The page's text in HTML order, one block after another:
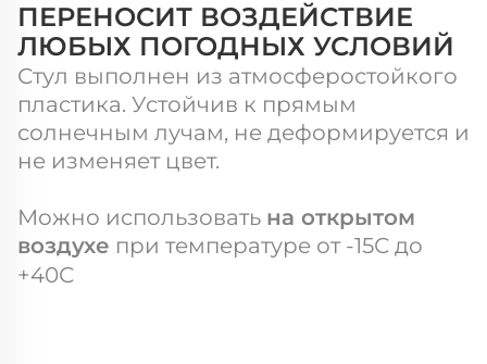
ПЕРЕНОСИТ ВОЗДЕЙСТВИЕ
ЛЮБЫХ ПОГОДНЫХ УСЛОВИЙ
Стул выполнен из атмосферостойкого
пластика. Устойчив к прямым
солнечным лучам, не деформируется и
не изменяет цвет.
Можно использовать на открытом
воздухе при температуре от -15С до
+40С